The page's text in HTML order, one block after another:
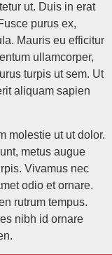
ut. Duis in erat
purus ex,
Mauris eu efficitur
ullamcorper,
turpis ut sem. Ut
aliquam sapien
molestie ut ut dolor.
metus augue
Vivamus nec
odio et ornare.
rutrum tempus.
nibh id ornare